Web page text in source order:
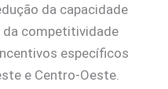
da capacidade
da competitividade
específicos
e Centro-Oeste.